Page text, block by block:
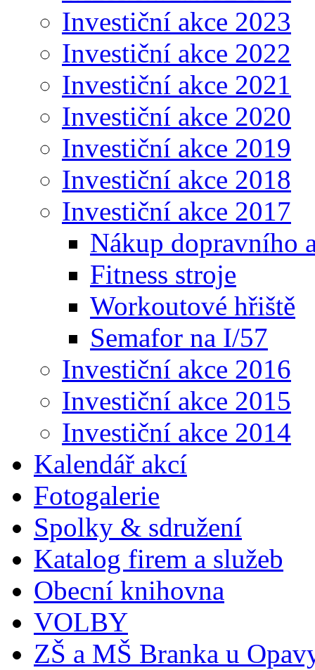
Investiční akce 2023
Investiční akce 2022
Investiční akce 2021
Investiční akce 2020
Investiční akce 2019
Investiční akce 2018
Investiční akce 2017
Nákup dopravního
Fitness stroje
Workoutové hřiště
Semafor na I/57
Investiční akce 2016
Investiční akce 2015
Investiční akce 2014
Kalendář akcí
Fotogalerie
Spolky & sdružení
Katalog firem a služeb
Obecní knihovna
VOLBY
ZŠ a MŠ Branka u